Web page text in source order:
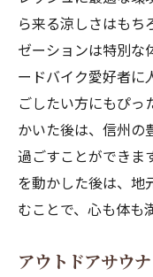
ら来る涼しさはもち
ゼーションは特別な
ードバイク愛好者に
ごしたい方にもぴっ
かいた後は、信州の
過ごすことができま
を動かした後は、地
むことで、心も体も
アウトドアサウ